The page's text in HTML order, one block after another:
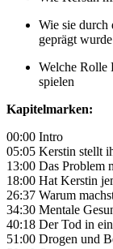
Wie sie durch
geprägt wurde
Welche Rolle
spielen
Kapitelmarken:
00:00 Intro
05:05 Kerstin stellt
13:00 Das Problem
18:00 Hat Kerstin
26:37 Warum
34:30 Mentale
40:18 Der Tod in
51:00 Drogen und